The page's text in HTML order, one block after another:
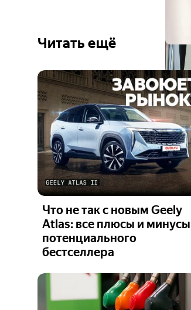
Читать ещё
Что не так с новым Geely
Atlas: все плюсы и минусы
потенциального
бестселлера